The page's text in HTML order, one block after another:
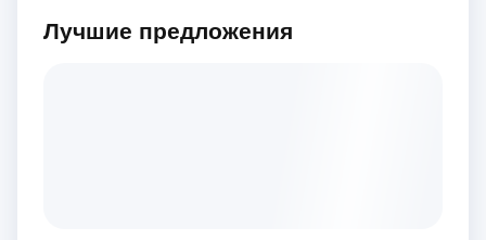
Лучшие предложения